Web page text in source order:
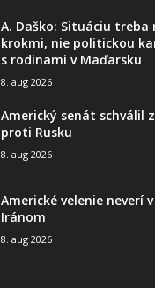
A. Daško: Situáciu
krokmi, nie politickou
s rodinami v Maďarsku
8. aug 2026
Americký senát schválil
proti Rusku
8. aug 2026
Americké velenie neverí
Iránom
8. aug 2026